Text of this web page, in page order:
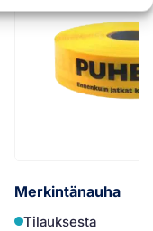
Merkintänauha
Tilauksesta